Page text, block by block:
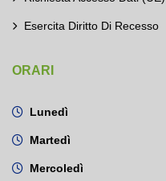
Esercita Diritto Di Recesso
ORARI
Lunedì
Martedì
Mercoledì